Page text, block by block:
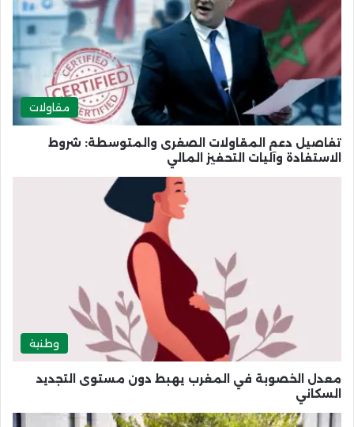
مقاولات
تفاصيل دعم المقاولات الصغرى والمتوسطة: شروط
الاستفادة وآليات التحفيز المالي
وطنية
معدل الخصوبة في المغرب يهبط دون مستوى التجديد
السكاني